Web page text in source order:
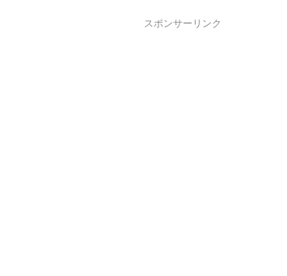
スポンサーリンク